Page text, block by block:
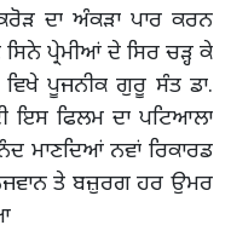
ਦਾ ਅੰਕੜਾ ਪਾਰ ਕਰਨ
ਪ੍ਰੇਮੀਆਂ ਦੇ ਸਿਰ ਚੜ੍ਹ ਕੇ
ਵਿਖੇ ਪੂਜਨੀਕ ਗੁਰੂ ਸੰਤ ਡਾ.
ਇਸ ਫਿਲਮ ਦਾ ਪਟਿਆਲਾ
ਮਾਣਦਿਆਂ ਨਵਾਂ ਰਿਕਾਰਡ
ਤੇ ਬਜ਼ੁਰਗ ਹਰ ਉਮਰ